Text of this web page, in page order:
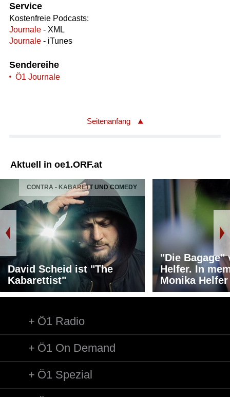
Service
Kostenfreie Podcasts:
Journale- XML
Journale- iTunes
Sendereihe
Ö1 Journale
Seitenanfang
Aktuell in oe1.ORF.at
CONTRA - KABARETT UND COMEDY
David Scheid ist "The
Kabarettist"
"Die Bagage"
Helfer. In
Monika Helfer
Ö1 Radio
Ö1 On Demand
Ö1 Spezial